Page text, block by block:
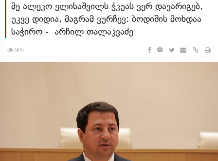
მე ალეკო ელისაშვილს ჭკუას ვერ დავარიგებ,
უკვე დიდია, მაგრამ ვურჩევ: ბოდიშის მოხდაა
საჭირო - არჩილ თალაკვაძე
905